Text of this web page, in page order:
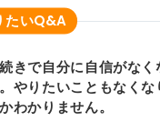
を改善するだけで、これま
思います。
はある！ 最後まで諦め
たいQ&A
きで自分に自信がなく
やりたいこともなくな
わかりません。